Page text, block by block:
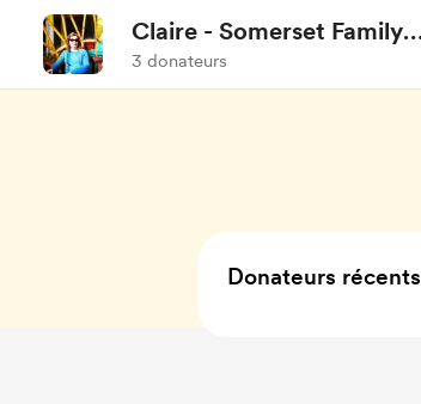
Claire - Somerset Family
Adventures
3 donateurs
Donateurs récents